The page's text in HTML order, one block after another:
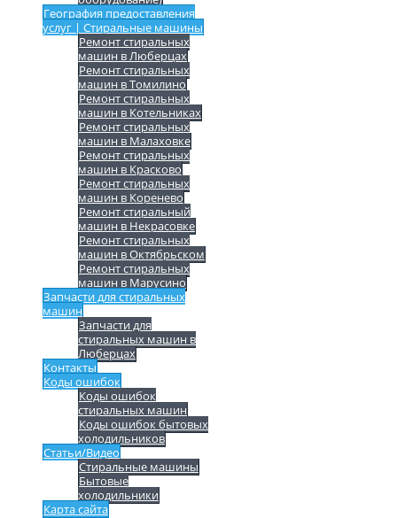
География предоставления
услуг | Стиральные машины
Ремонт стиральных
машин в Люберцах
Ремонт стиральных
машин в Томилино
Ремонт стиральных
машин в Котельниках
Ремонт стиральных
машин в Малаховке
Ремонт стиральных
машин в Красково
Ремонт стиральных
машин в Коренево
Ремонт стиральный
машин в Некрасовке
Ремонт стиральных
машин в Октябрьском
Ремонт стиральных
машин в Марусино
Запчасти для стиральных
машин
Запчасти для
стиральных машин в
Люберцах
Контакты
Коды ошибок
Коды ошибок
стиральных машин
Коды ошибок бытовых
холодильников
Статьи/Видео
Стиральные машины
Бытовые
холодильники
Карта сайта